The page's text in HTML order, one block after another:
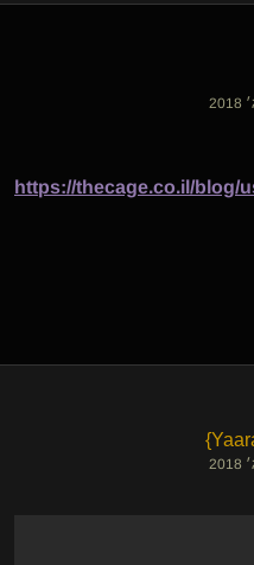
https://thecage.co.il/blog/
}